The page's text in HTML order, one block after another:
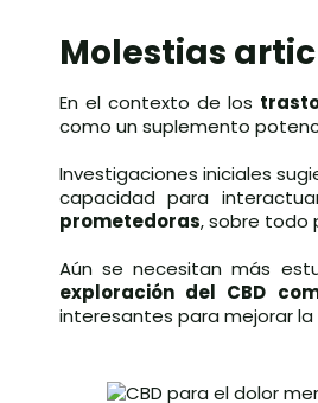
Molestias
En el contexto de los
como un suplemento
Investigaciones iniciales
capacidad para
prometedoras, sobre todo
Aún se necesitan más
exploración del CBD
interesantes para mejorar